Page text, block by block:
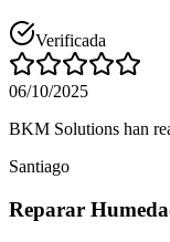
Verificada
06/10/2025
BKM Solutions han
Santiago
Reparar